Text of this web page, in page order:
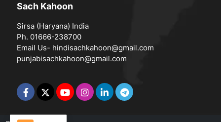
Sach Kahoon
Sirsa (Haryana) India
Ph. 01666-238700
Email Us- hindisachkahoon@gmail.com
punjabisachkahoon@gmail.com